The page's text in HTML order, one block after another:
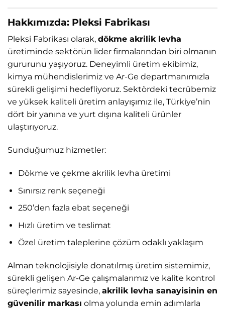
Hakkımızda: Pleksi Fabrikası
Pleksi Fabrikası olarak, dökme akrilik levha
üretiminde sektörün lider firmalarından biri olmanın
gururunu yaşıyoruz. Deneyimli üretim ekibimiz,
kimya mühendislerimiz ve Ar-Ge departmanımızla
sürekli gelişimi hedefliyoruz. Sektördeki tecrübemiz
ve yüksek kaliteli üretim anlayışımız ile, Türkiye’nin
dört bir yanına ve yurt dışına kaliteli ürünler
ulaştırıyoruz.
Sunduğumuz hizmetler:
Dökme ve çekme akrilik levha üretimi
Sınırsız renk seçeneği
250’den fazla ebat seçeneği
Hızlı üretim ve teslimat
Özel üretim taleplerine çözüm odaklı yaklaşım
Alman teknolojisiyle donatılmış üretim sistemimiz,
sürekli gelişen Ar-Ge çalışmalarımız ve kalite kontrol
süreçlerimiz sayesinde, akrilik levha sanayisinin en
güvenilir markası olma yolunda emin adımlarla